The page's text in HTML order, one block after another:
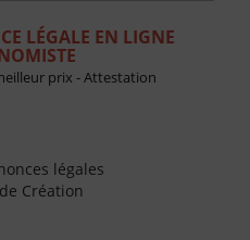
LÉGALE EN LIGNE
prix - Attestation
légales
de Création